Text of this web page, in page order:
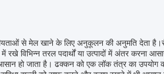
से मेल खाने के लिए अनुकूलन की अनुमति देता
विभिन्न तरल पदार्थों या उत्पादों में अंतर करना
हो जाता है। ढक्कन को एक लॉक तंत्र का उपयोग